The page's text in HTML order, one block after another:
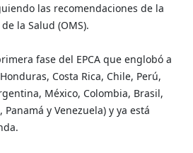
las recomendaciones de la
la Salud (OMS).
fase del EPCA que englobó a
Costa Rica, Chile, Perú,
México, Colombia, Brasil,
y Venezuela) y ya está